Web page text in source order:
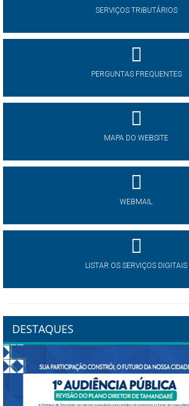
SERVIÇOS TRIBUTÁRIOS
PERGUNTAS FREQUENTES
MAPA DO WEBSITE
WEBMAIL
LISTAR OS SERVIÇOS DIGITAIS
DESTAQUES